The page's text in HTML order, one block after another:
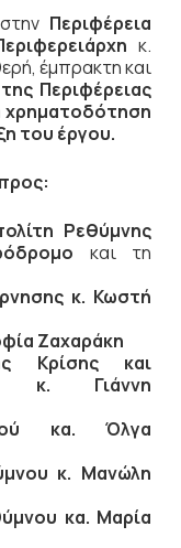
Περιφέρεια
κ.
έμπρακτη και
Περιφέρειας
χρηματοδότηση
του έργου.
Ρεθύμνης
και τη
κ. Κωστή
Ζαχαράκη
Κρίσης και
κ. Γιάννη
κα. Όλγα
κ. Μανώλη
κα. Μαρία